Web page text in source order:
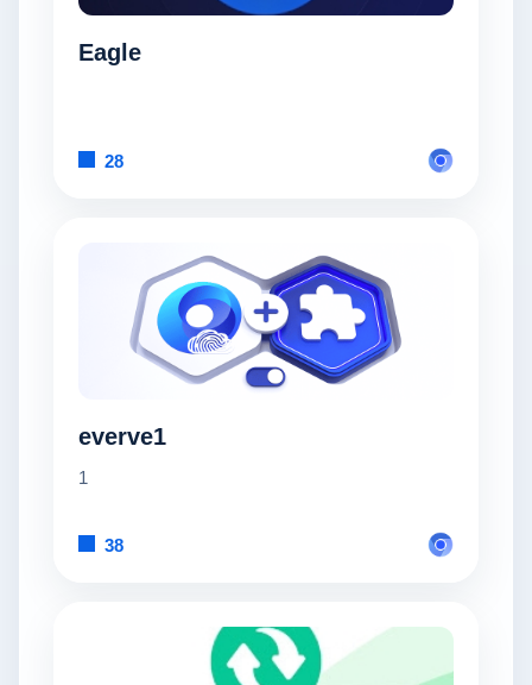
Eagle
28
everve1
1
38